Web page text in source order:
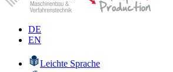
DE
EN
Leichte Sprache